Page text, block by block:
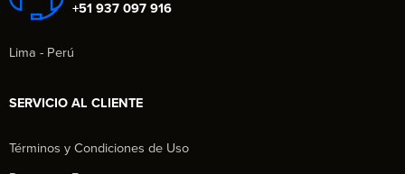
+51 937 097 916
Lima - Perú
SERVICIO AL CLIENTE
Términos y Condiciones de Uso